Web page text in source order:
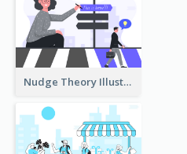
Nudge Theory Illustration